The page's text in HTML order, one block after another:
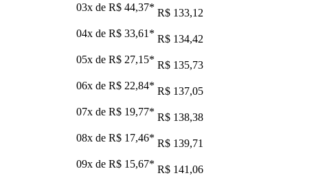
03x de R$ 44,37* R$ 133,12
04x de R$ 33,61 * R$ 134,42
05x de R$ 27,15* R$ 135,73
06x de R$ 22,84* R$ 137,05
07x de R$ 19,77* R$ 138,38
08x de R$ 17,46* R$ 139,71
09x de R$ 15,67* R$ 141,06